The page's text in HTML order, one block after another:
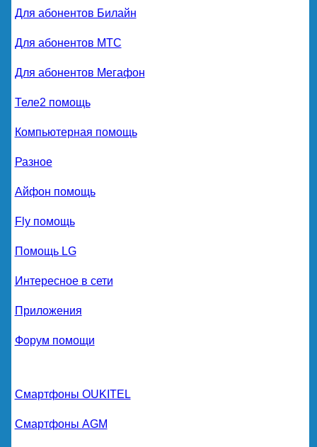
Для абонентов Билайн
Для абонентов МТС
Для абонентов Мегафон
Теле2 помощь
Компьютерная помощь
Разное
Айфон помощь
Fly помощь
Помощь LG
Интересное в сети
Приложения
Форум помощи
Смартфоны OUKITEL
Смартфоны AGM